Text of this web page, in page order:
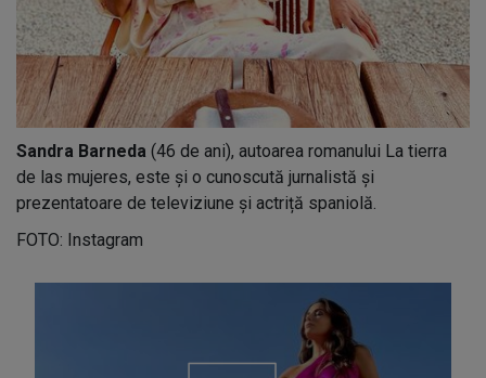
Sandra Barneda (46 de ani), autoarea romanului La tierra
de las mujeres, este și o cunoscută jurnalistă și
prezentatoare de televiziune și actriță spaniolă.
FOTO: Instagram